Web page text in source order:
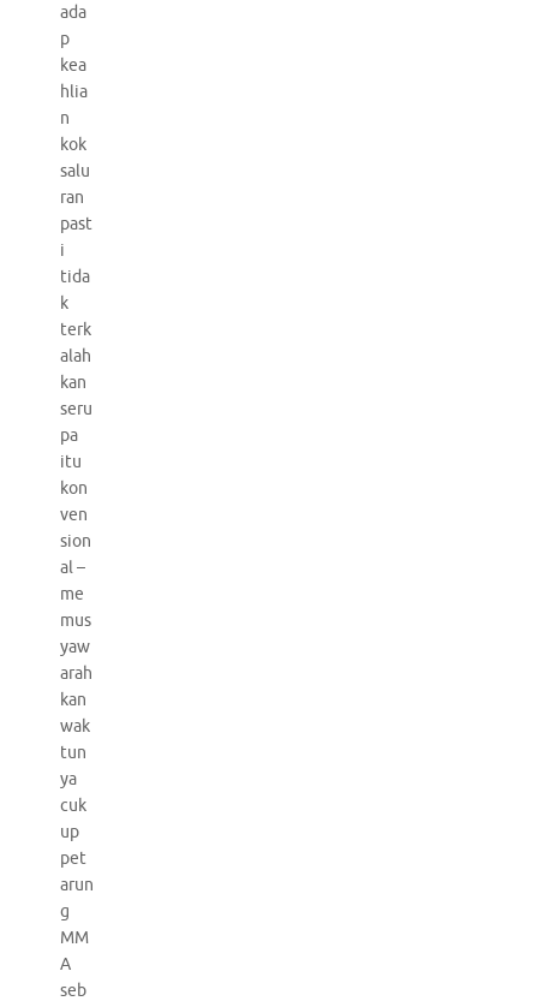
ada
p
kea
hlia
n
kok
salu
ran
past
i
tida
k
terk
alah
kan
seru
pa
itu
kon
ven
sion
al –
me
mus
yaw
arah
kan
wak
tun
ya
cuk
up
pet
arun
g
MM
A
seb